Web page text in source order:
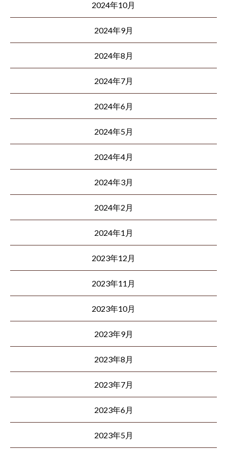
2024年10月
2024年9月
2024年8月
2024年7月
2024年6月
2024年5月
2024年4月
2024年3月
2024年2月
2024年1月
2023年12月
2023年11月
2023年10月
2023年9月
2023年8月
2023年7月
2023年6月
2023年5月